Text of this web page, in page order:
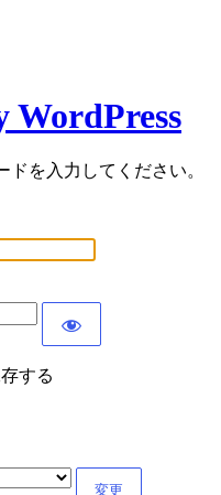
WordPress
を入力してください。
する